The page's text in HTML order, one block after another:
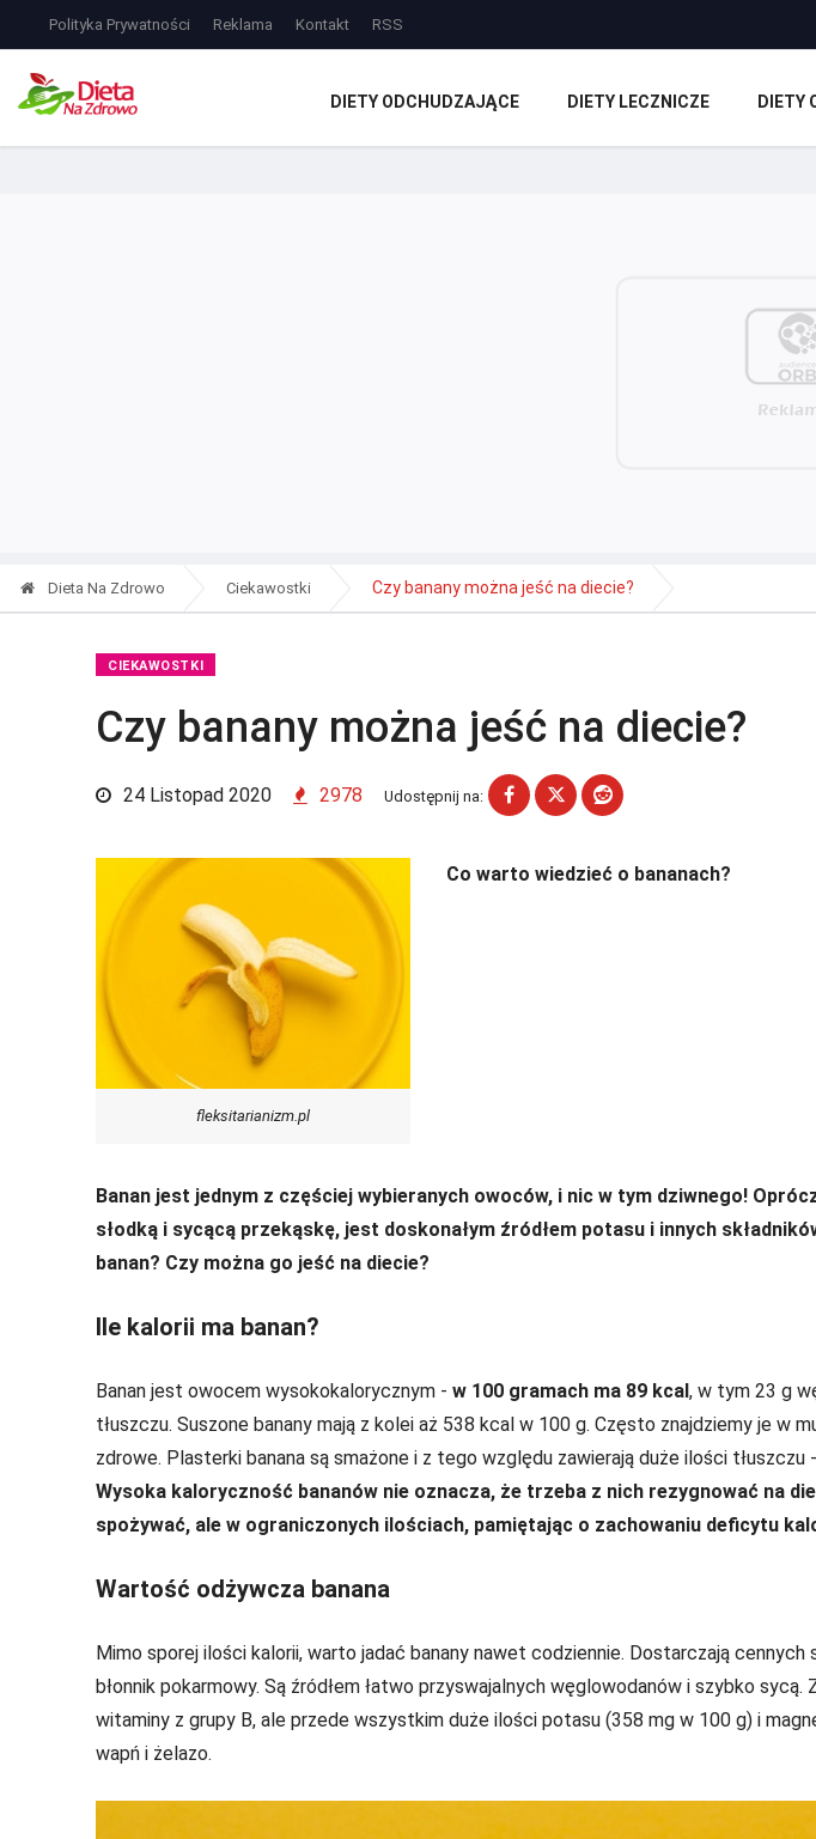
Polityka Prywatności Reklama Kontakt RSS
DIETY ODCHUDZAJĄCE DIETY LECZNICZE DIETY
Dieta Na Zdrowo Ciekawostki Czy banany można jeść na diecie?
CIEKAWOSTKI
Czy banany można jeść na diecie?
24 Listopad 2020 2978 Udostępnij na:
fleksitarianizm.pl
Co warto wiedzieć o bananach?
Banan jest jednym z częściej wybieranych owoców, i nic w tym dziwnego!
słodką i sycącą przekąskę, jest doskonałym źródłem potasu i innych
banan? Czy można go jeść na diecie?
Ile kalorii ma banan?
Banan jest owocem wysokokalorycznym - w 100 gramach ma 89 kcal, w tym 23 g
tłuszczu. Suszone banany mają z kolei aż 538 kcal w 100 g. Często znajdziemy je w
zdrowe. Plasterki banana są smażone i z tego względu zawierają duże ilości
Wysoka kaloryczność bananów nie oznacza, że trzeba z nich rezygnować na
spożywać, ale w ograniczonych ilościach, pamiętając o zachowaniu deficytu
Wartość odżywcza banana
Mimo sporej ilości kalorii, warto jadać banany nawet codziennie. Dostarczają cennych
błonnik pokarmowy. Są źródłem łatwo przyswajalnych węglowodanów i szybko sycą.
witaminy z grupy B, ale przede wszystkim duże ilości potasu (358 mg w 100 g) i
wapń i żelazo.